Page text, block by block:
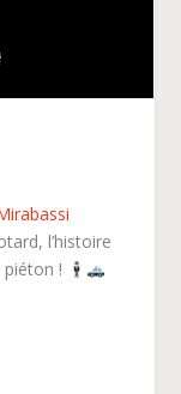
l’histoire
!